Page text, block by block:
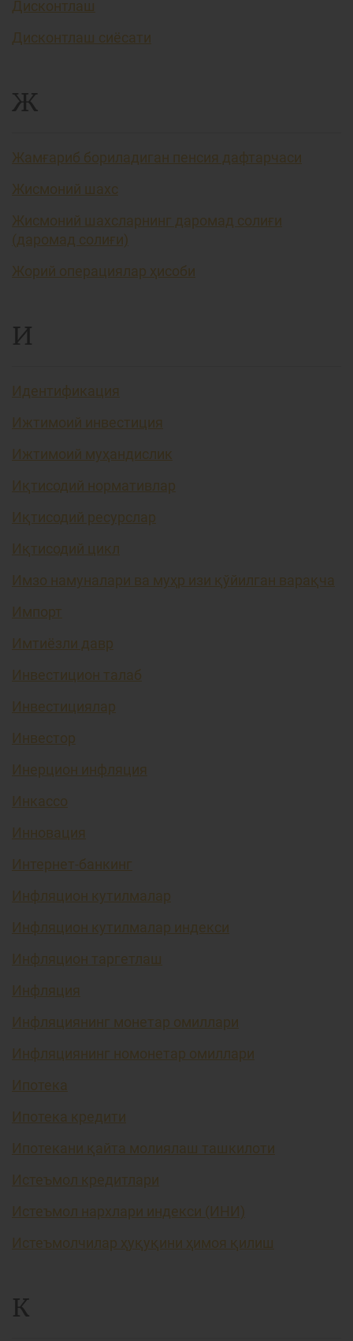
Дисконтлаш
Дисконтлаш сиёсати
Ж
Жамғариб бориладиган пенсия дафтарчаси
Жисмоний шахс
Жисмоний шахсларнинг даромад солиғи
(даромад солиғи)
Жорий операциялар ҳисоби
И
Идентификация
Ижтимоий инвестиция
Ижтимоий муҳандислик
Иқтисодий нормативлар
Иқтисодий ресурслар
Иқтисодий цикл
Имзо намуналари ва муҳр изи қўйилган варақча
Импорт
Имтиёзли давр
Инвестицион талаб
Инвестициялар
Инвестор
Инерцион инфляция
Инкассо
Инновация
Интернет-банкинг
Инфляцион кутилмалар
Инфляцион кутилмалар индекси
Инфляцион таргетлаш
Инфляция
Инфляциянинг монетар омиллари
Инфляциянинг номонетар омиллари
Ипотека
Ипотека кредити
Ипотекани қайта молиялаш ташкилоти
Истеъмол кредитлари
Истеъмол нархлари индекси (ИНИ)
Истеъмолчилар ҳуқуқини ҳимоя қилиш
К